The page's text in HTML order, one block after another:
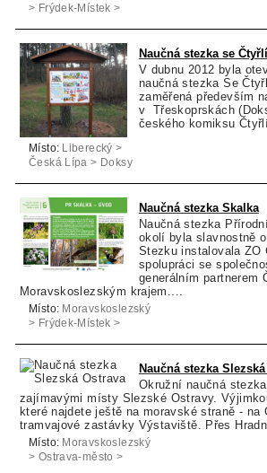
> Frýdek-Místek >
Naučná stezka se
V dubnu 2012 byla
naučná stezka Se
zaměřená především
v Třeskoprskách
českého komiksu
Místo:
Liberecký >
Česká Lípa > Doksy
Naučná stezka Skalka
Naučná stezka
okolí byla slavnostně
Stezku instalovala ZO
spolupráci se
generálním partnerem
Moravskoslezským krajem....
Místo: Moravskoslezský
> Frýdek-Místek >
Naučná stezka
Okružní naučná
zajímavými místy Slezské Ostravy.
které najdete ještě na moravské straně - na
tramvajové zastávky Výstaviště. Přes
Místo: Moravskoslezský
> Ostrava-město >